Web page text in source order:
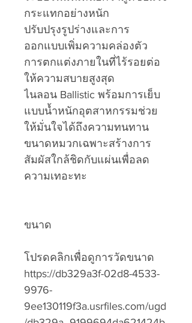
กระแทกอย่างหนัก
ปรับปรุงรูปร่างและการ
ออกแบบเพิ่มความคล่องตัว
การตกแต่งภายในที่ไร้รอยต่อ
ให้ความสบายสูงสุด
ไนลอน Ballistic พร้อมการเย็บ
แบบน้ำหนักอุตสาหกรรมช่วย
ให้มั่นใจได้ถึงความทนทาน
ขนาดหมวกเฉพาะสร้างการ
สัมผัสใกล้ชิดกับแผ่นเพื่อลด
ความเทอะทะ
ขนาด
โปรดคลิกเพื่อดูการวัดขนาด
https://db329a3f-02d8-4533-
9976-
9ee130119f3a.usrfiles.com/ugd